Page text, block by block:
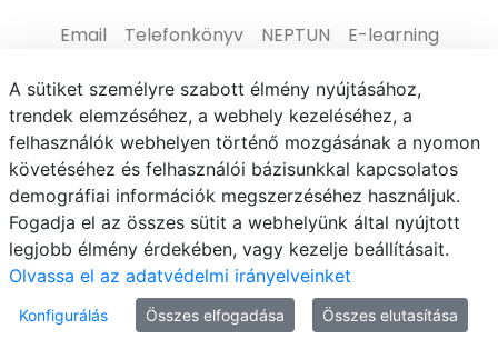
Email Telefonkönyv NEPTUN
E-learning
Médiaközpont
Informatikai Igazgatóság
Adatvédelem
© MATE 2021
A sütiket személyre szabott élmény nyújtásához,
trendek elemzéséhez, a webhely kezeléséhez, a
felhasználók webhelyen történő mozgásának a nyomon
követéséhez és felhasználói bázisunkkal kapcsolatos
demográfiai információk megszerzéséhez használjuk.
Fogadja el az összes sütit a webhelyünk által nyújtott
legjobb élmény érdekében, vagy kezelje beállításait.
Olvassa el az adatvédelmi irányelveinket
Konfigurálás Összes elfogadása Összes elutasítása